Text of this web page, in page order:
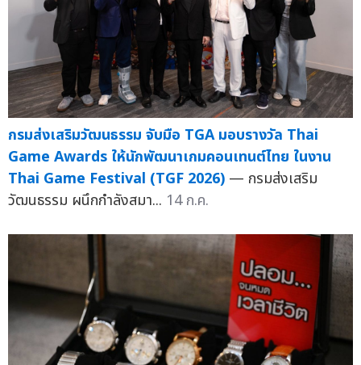
กรมส่งเสริมวัฒนธรรม จับมือ TGA มอบรางวัล Thai
Game Awards ให้นักพัฒนาเกมคอนเทนต์ไทย ในงาน
Thai Game Festival (TGF 2026) — กรมส่งเสริม
วัฒนธรรม ผนึกกำลังสมา... 14 ก.ค.